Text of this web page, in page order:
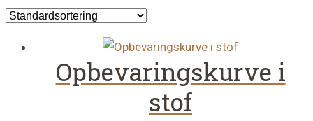
Opbevaringskurve i
stof